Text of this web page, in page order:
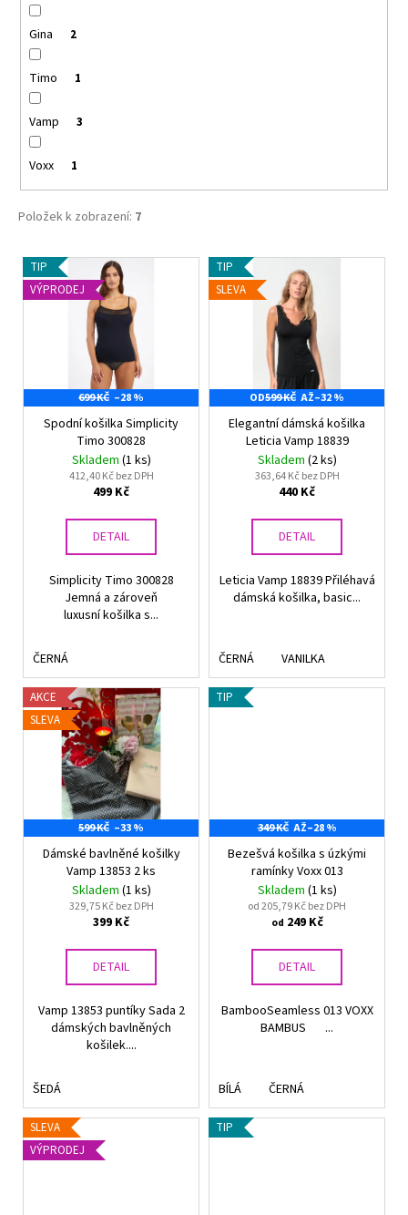
Gina 2
Timo 1
Vamp 3
Voxx 1
Položek k zobrazení: 7
V
ý
r
TIP
VÝPRODEJ
699 KČ –28 %
Spodní košilka Simplicity
Timo 300828
Skladem (1 ks)
412,40 Kč bez DPH
499 Kč
DETAIL
Simplicity Timo 300828
Jemná a zároveň
luxusní košilka s...
ČERNÁ
TIP
SLEVA
OD599 KČ AŽ–32 %
Elegantní dámská košilka
Leticia Vamp 18839
Skladem (2 ks)
363,64 Kč bez DPH
440 Kč
DETAIL
Leticia Vamp 18839 Přiléhavá
dámská košilka, basic...
ČERNÁ VANILKA
AKCE
SLEVA
599 KČ –33 %
Dámské bavlněné košilky
Vamp 13853 2 ks
Skladem (1 ks)
329,75 Kč bez DPH
399 Kč
DETAIL
Vamp 13853 puntíky Sada 2
dámských bavlněných
košilek....
ŠEDÁ
TIP
349 KČ AŽ–28 %
Bezešvá košilka s úzkými
ramínky Voxx 013
Skladem (1 ks)
od 205,79 Kč bez DPH
od 249 Kč
DETAIL
BambooSeamless 013 VOXX
BAMBUS ...
BÍLÁ ČERNÁ
SLEVA
VÝPRODEJ
TIP
m
NATURANA
5363
699